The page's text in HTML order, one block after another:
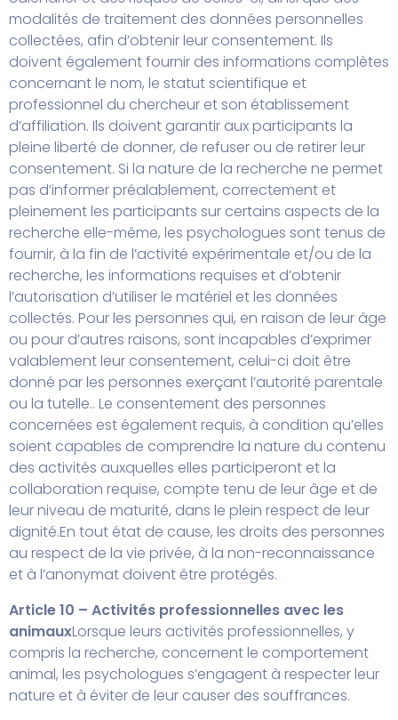
modalités de traitement des données personnelles
collectées, afin d’obtenir leur consentement. Ils
doivent également fournir des informations complètes
concernant le nom, le statut scientifique et
professionnel du chercheur et son établissement
d’affiliation. Ils doivent garantir aux participants la
pleine liberté de donner, de refuser ou de retirer leur
consentement. Si la nature de la recherche ne permet
pas d’informer préalablement, correctement et
pleinement les participants sur certains aspects de la
recherche elle-même, les psychologues sont tenus de
fournir, à la fin de l’activité expérimentale et/ou de la
recherche, les informations requises et d’obtenir
l’autorisation d’utiliser le matériel et les données
collectés. Pour les personnes qui, en raison de leur âge
ou pour d’autres raisons, sont incapables d’exprimer
valablement leur consentement, celui-ci doit être
donné par les personnes exerçant l’autorité parentale
ou la tutelle.. Le consentement des personnes
concernées est également requis, à condition qu’elles
soient capables de comprendre la nature du contenu
des activités auxquelles elles participeront et la
collaboration requise, compte tenu de leur âge et de
leur niveau de maturité, dans le plein respect de leur
dignité.En tout état de cause, les droits des personnes
au respect de la vie privée, à la non-reconnaissance
et à l’anonymat doivent être protégés.
Article 10 – Activités professionnelles avec les
animauxLorsque leurs activités professionnelles, y
compris la recherche, concernent le comportement
animal, les psychologues s’engagent à respecter leur
nature et à éviter de leur causer des souffrances.